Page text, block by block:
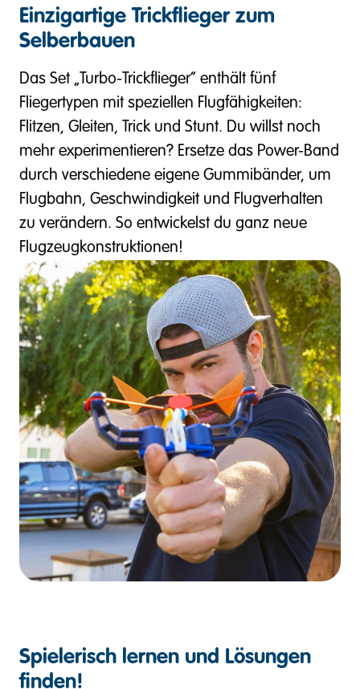
Einzigartige Trickflieger zum
Selberbauen
Das Set „Turbo-Trickflieger“ enthält fünf
Fliegertypen mit speziellen Flugfähigkeiten:
Flitzen, Gleiten, Trick und Stunt. Du willst noch
mehr experimentieren? Ersetze das Power-Band
durch verschiedene eigene Gummibänder, um
Flugbahn, Geschwindigkeit und Flugverhalten
zu verändern. So entwickelst du ganz neue
Flugzeugkonstruktionen!
Spielerisch lernen und Lösungen
finden!